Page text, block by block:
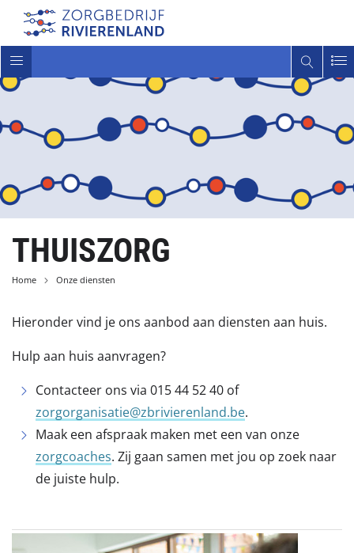
Toggle
navigatie
THUISZORG
Home Onze diensten
Hieronder vind je ons aanbod aan diensten aan huis.
Hulp aan huis aanvragen?
Contacteer ons via 015 44 52 40 of
zorgorganisatie@zbrivierenland.be.
Maak een afspraak maken met een van onze
zorgcoaches. Zij gaan samen met jou op zoek naar
de juiste hulp.